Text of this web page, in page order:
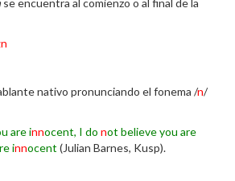
se encuentra al comienzo o al final de la
nativo pronunciando el fonema /n/
are innocent, I do not believe you are
innocent (Julian Barnes, Kusp).